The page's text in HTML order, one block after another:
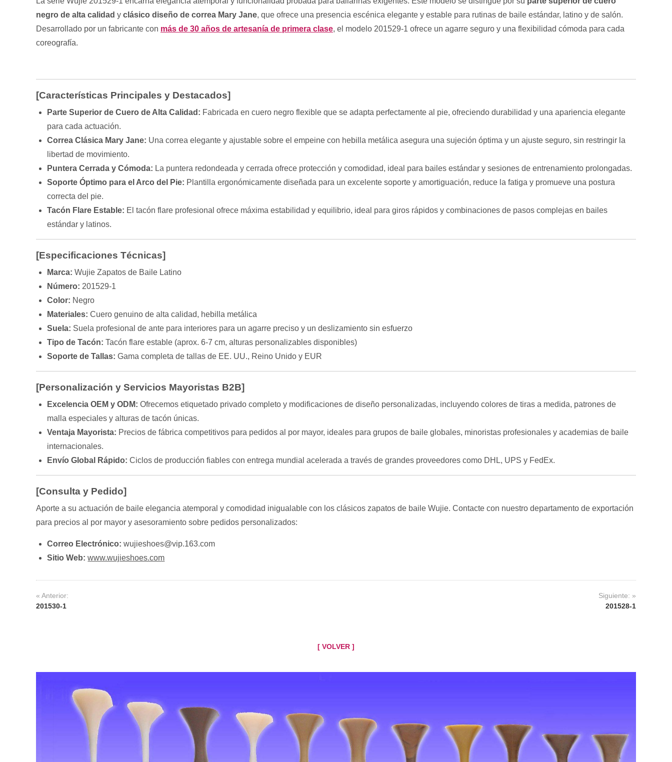
negro de alta calidad y clásico diseño de correa Mary Jane, que ofrece una presencia escénica elegante y estable para rutinas de baile estándar, latino y de salón.
Desarrollado por un fabricante con más de 30 años de artesanía de primera clase, el modelo 201529-1 ofrece un agarre seguro y una flexibilidad cómoda para cada
coreografía.
[Características Principales y Destacados]
Parte Superior de Cuero de Alta Calidad: Fabricada en cuero negro flexible que se adapta perfectamente al pie, ofreciendo durabilidad y una apariencia elegante
para cada actuación.
Correa Clásica Mary Jane: Una correa elegante y ajustable sobre el empeine con hebilla metálica asegura una sujeción óptima y un ajuste seguro, sin restringir la
libertad de movimiento.
Puntera Cerrada y Cómoda: La puntera redondeada y cerrada ofrece protección y comodidad, ideal para bailes estándar y sesiones de entrenamiento prolongadas.
Soporte Óptimo para el Arco del Pie: Plantilla ergonómicamente diseñada para un excelente soporte y amortiguación, reduce la fatiga y promueve una postura
correcta del pie.
Tacón Flare Estable: El tacón flare profesional ofrece máxima estabilidad y equilibrio, ideal para giros rápidos y combinaciones de pasos complejas en bailes
estándar y latinos.
[Especificaciones Técnicas]
Marca: Wujie Zapatos de Baile Latino
Número: 201529-1
Color: Negro
Materiales: Cuero genuino de alta calidad, hebilla metálica
Suela: Suela profesional de ante para interiores para un agarre preciso y un deslizamiento sin esfuerzo
Tipo de Tacón: Tacón flare estable (aprox. 6-7 cm, alturas personalizables disponibles)
Soporte de Tallas: Gama completa de tallas de EE. UU., Reino Unido y EUR
[Personalización y Servicios Mayoristas B2B]
Excelencia OEM y ODM: Ofrecemos etiquetado privado completo y modificaciones de diseño personalizadas, incluyendo colores de tiras a medida, patrones de
malla especiales y alturas de tacón únicas.
Ventaja Mayorista: Precios de fábrica competitivos para pedidos al por mayor, ideales para grupos de baile globales, minoristas profesionales y academias de baile
internacionales.
Envío Global Rápido: Ciclos de producción fiables con entrega mundial acelerada a través de grandes proveedores como DHL, UPS y FedEx.
[Consulta y Pedido]
Aporte a su actuación de baile elegancia atemporal y comodidad inigualable con los clásicos zapatos de baile Wujie. Contacte con nuestro departamento de exportación
para precios al por mayor y asesoramiento sobre pedidos personalizados:
Correo Electrónico: wujieshoes@vip.163.com
Sitio Web: www.wujieshoes.com
« Anterior:
201530-1
Siguiente: »
201528-1
[ VOLVER ]